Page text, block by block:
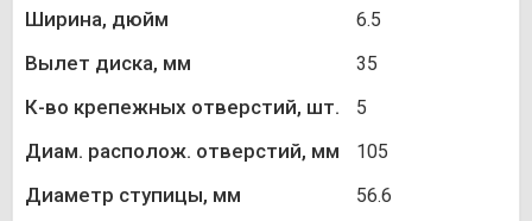
Ширина, дюйм 6.5
Вылет диска, мм 35
К-во крепежных отверстий, шт. 5
Диам. располож. отверстий, мм 105
Диаметр ступицы, мм 56.6